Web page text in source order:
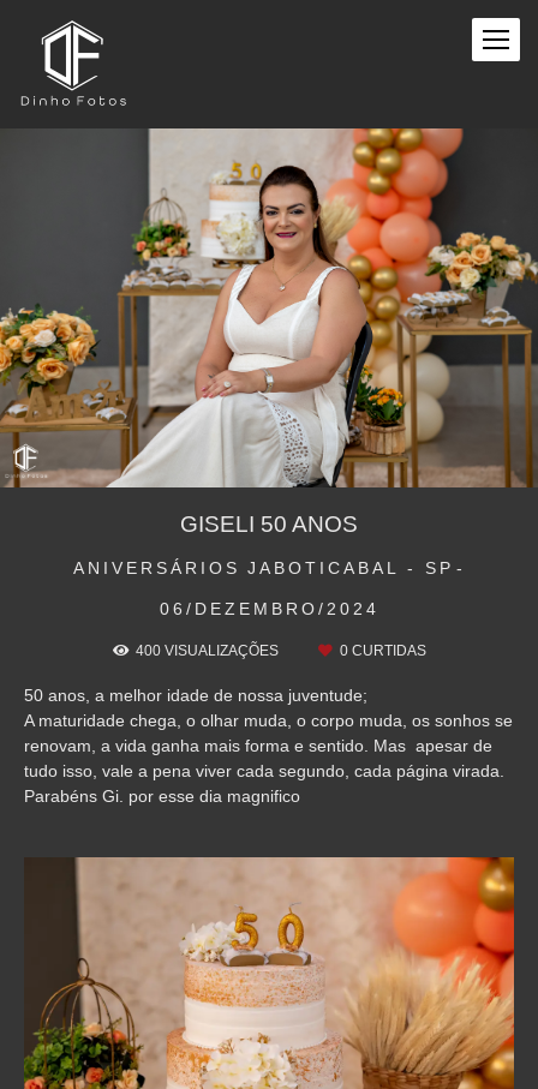
ANIVERSÁRIOS JABOTICABAL - SP
06/DEZEMBRO/2024
GISELI 50 ANOS
400VISUALIZAÇÕES 0CURTIDAS
50 anos, a melhor idade de nossa juventude;
A maturidade chega, o olhar muda, o corpo muda, os sonhos se
renovam, a vida ganha mais forma e sentido. Mas apesar de
tudo isso, vale a pena viver cada segundo, cada página virada.
Parabéns Gi. por esse dia magnifico